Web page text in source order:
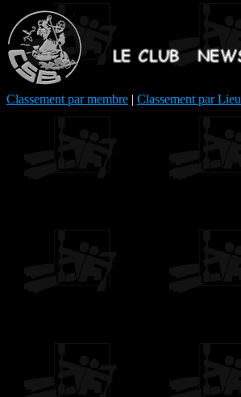
Classement par membre | Classement par Lieu